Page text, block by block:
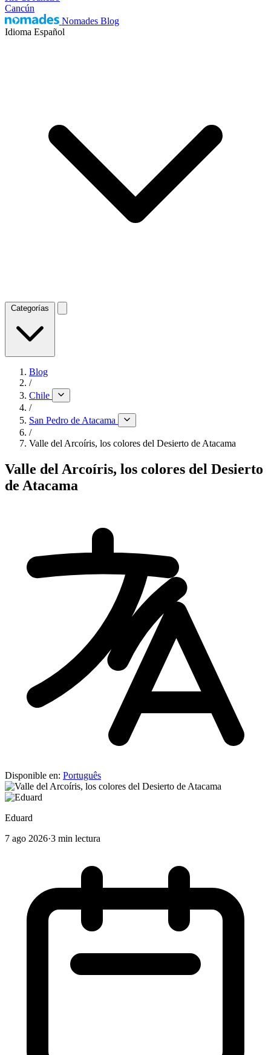
Cancún
Nomades Blog
Idioma Español
Categorías
Blog
/
Chile
/
San Pedro de Atacama
/
Valle del Arcoíris, los colores del Desierto de Atacama
Valle del Arcoíris, los colores del Desierto
de Atacama
Disponible en: Português
Eduard
7 ago 2026·3 min lectura